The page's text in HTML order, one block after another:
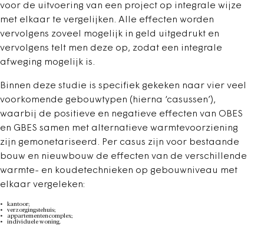
voor de uitvoering van een project op integrale wijze
met elkaar te vergelijken. Alle effecten worden
vervolgens zoveel mogelijk in geld uitgedrukt en
vervolgens telt men deze op, zodat een integrale
afweging mogelijk is.
Binnen deze studie is specifiek gekeken naar vier veel
voorkomende gebouwtypen (hierna ‘casussen’),
waarbij de positieve en negatieve effecten van OBES
en GBES samen met alternatieve warmtevoorziening
zijn gemonetariseerd. Per casus zijn voor bestaande
bouw en nieuwbouw de effecten van de verschillende
warmte- en koudetechnieken op gebouwniveau met
elkaar vergeleken:
kantoor;
verzorgingstehuis;
appartementencomplex;
individuele woning.